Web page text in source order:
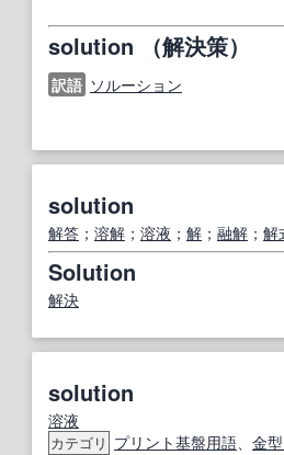
solution （解決策）
訳語 ソルーション
solution
解答 ； 溶解 ； 溶液 ； 解 ； 融解 ； 解
Solution
解決
solution
溶液
カテゴリ プリント基盤用語、 金